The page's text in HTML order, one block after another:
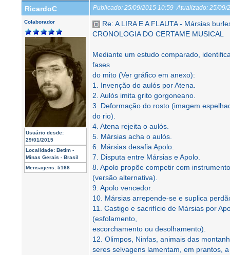
RicardoC Publicado: 25/09/2015 10:59 Atualizado: 25/09/
Colaborador
Usuário desde:
29/01/2015
Localidade: Betim -
Minas Gerais - Brasil
Mensagens: 5168
Re: A LIRA E A FLAUTA - Mársias
CRONOLOGIA DO CERTAME MUSICAL
Mediante um estudo comparado,
fases
do mito (Ver gráfico em anexo):
1. Invenção do aulós por Atena.
2. Aulós imita grito gorgoneano.
3. Deformação do rosto (imagem
do rio).
4. Atena rejeita o aulós.
5. Mársias acha o aulós.
6. Mársias desafia Apolo.
7. Disputa entre Mársias e Apolo.
8. Apolo propõe competir com
(versão alternativa).
9. Apolo vencedor.
10. Mársias arrepende-se e suplica
11. Castigo e sacrifício de Mársias por
(esfolamento,
escorchamento ou desolhamento).
12. Olimpos, Ninfas, animais das
seres selvagens lamentam, em prantos,